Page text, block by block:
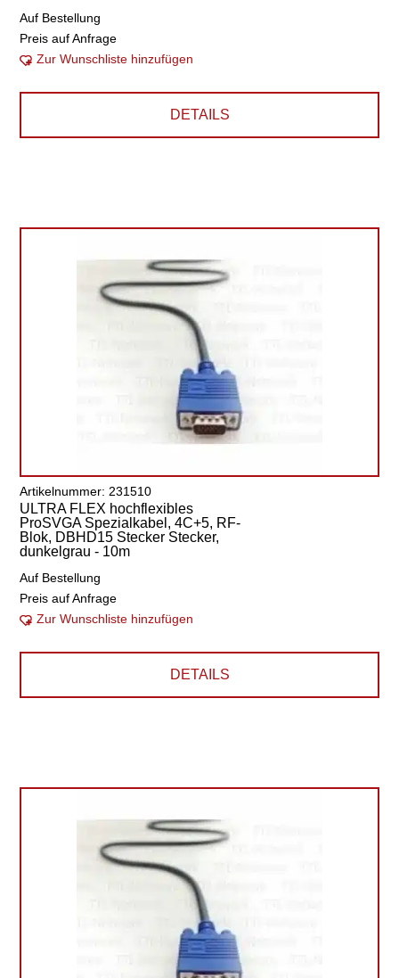
Auf Bestellung
Preis auf Anfrage
Zur Wunschliste hinzufügen
DETAILS
Artikelnummer: 231510
ULTRA FLEX hochflexibles
ProSVGA Spezialkabel, 4C+5, RF-
Blok, DBHD15 Stecker Stecker,
dunkelgrau - 10m
Auf Bestellung
Preis auf Anfrage
Zur Wunschliste hinzufügen
DETAILS